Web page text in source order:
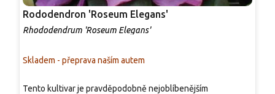
Rododendron 'Roseum Elegans'
Rhododendrum 'Roseum Elegans'
Skladem - přeprava naším autem
Tento kultivar je pravděpodobně nejoblíbenějším